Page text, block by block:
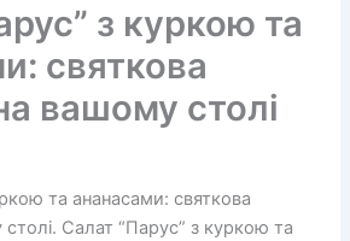
з куркою та
святкова
вашому столі
та ананасами: святкова
Салат “Парус” з куркою та